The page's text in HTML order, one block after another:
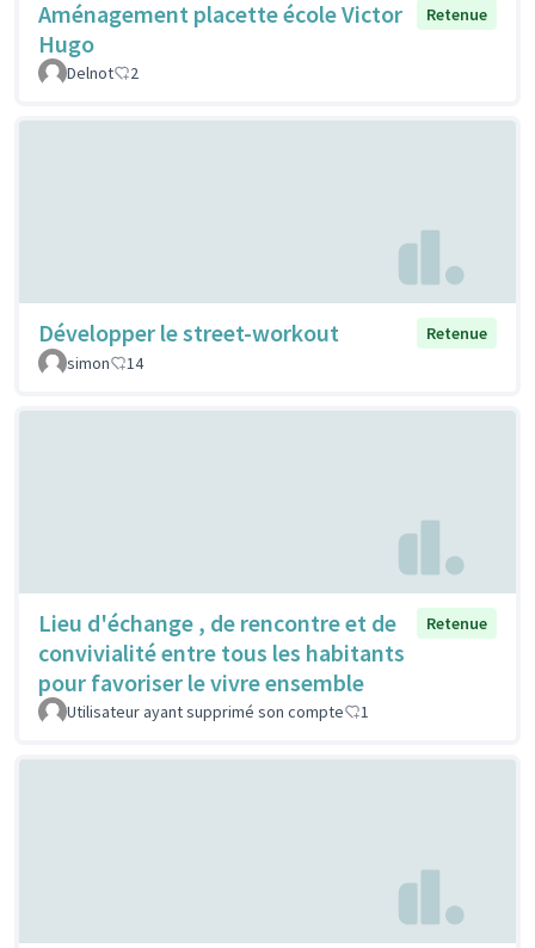
Aménagement placette école Victor
Hugo
Retenue
Delnot 2
Développer le street-workout
Retenue
simon
14
Lieu d'échange , de rencontre et de
convivialité entre tous les habitants
pour favoriser le vivre ensemble
Retenue
Utilisateur ayant supprimé son compte 1